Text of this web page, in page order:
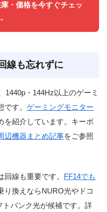
・価格を今すぐチェッ
線も忘れずに
1440p・144Hz以上のゲーミ
す。 ゲーミングモニター
を紹介しています。キーボ
辺機器まとめ記事をご参照
線も重要です。 FF14でも
り換えならNURO光や ドコ
トバンク光が候補です。詳